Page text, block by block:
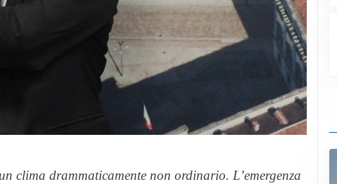
clima drammaticamente non ordinario. L’emergenza